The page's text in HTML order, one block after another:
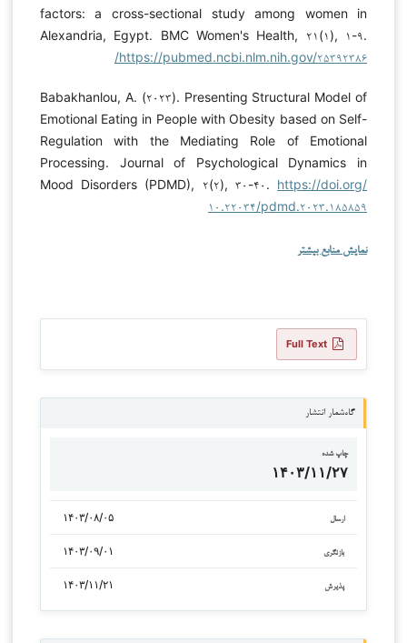
factors: a cross-sectional study among women in
Alexandria, Egypt. BMC Women's Health, ۲۱(۱), ۱-۹.
https://pubmed.ncbi.nlm.nih.gov/۲۵۳۹۲۳۸۶/
Babakhanlou, A. (۲۰۲۳). Presenting Structural Model of
Emotional Eating in People with Obesity based on Self-
Regulation with the Mediating Role of Emotional
Processing. Journal of Psychological Dynamics in
Mood Disorders (PDMD), ۲(۲), ۳۰-۴۰. https://doi.org/
۱۰.۲۲۰۳۴/pdmd.۲۰۲۳.۱۸۵۸۵۹
نمایش منابع بیشتر
Full Text
گاه‌شمار انتشار
چاپ شده
۱۴۰۳/۱۱/۲۷
ارسال ۱۴۰۳/۰۸/۰۵
بازنگری ۱۴۰۳/۰۹/۰۱
پذیرش ۱۴۰۳/۱۱/۲۱